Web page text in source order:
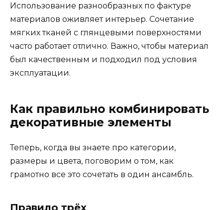
Использование разнообразных по фактуре
материалов оживляет интерьер. Сочетание
мягких тканей с глянцевыми поверхностями
часто работает отлично. Важно, чтобы материал
был качественным и подходил под условия
эксплуатации.
Как правильно комбинировать
декоративные элементы
Теперь, когда вы знаете про категории,
размеры и цвета, поговорим о том, как
грамотно все это сочетать в один ансамбль.
Правило трёх